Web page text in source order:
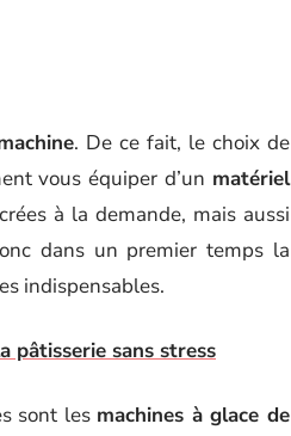
. De ce fait, le choix de
vous équiper d’un matériel
à la demande, mais aussi
dans un premier temps la
indispensables.
pâtisserie sans stress
sont les machines à glace de